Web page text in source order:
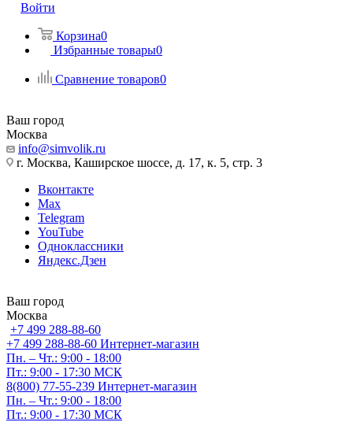
Войти
Корзина0
Избранные товары0
Сравнение товаров0
Ваш город
Москва
info@simvolik.ru
г. Москва, Каширское шоссе, д. 17, к. 5, стр. 3
Вконтакте
Max
Telegram
YouTube
Одноклассники
Яндекс.Дзен
Ваш город
Москва
+7 499 288-88-60
+7 499 288-88-60 Интернет-магазин
Пн. – Чт.: 9:00 - 18:00
Пт.: 9:00 - 17:30 МСК
8(800) 77-55-239 Интернет-магазин
Пн. – Чт.: 9:00 - 18:00
Пт.: 9:00 - 17:30 МСК